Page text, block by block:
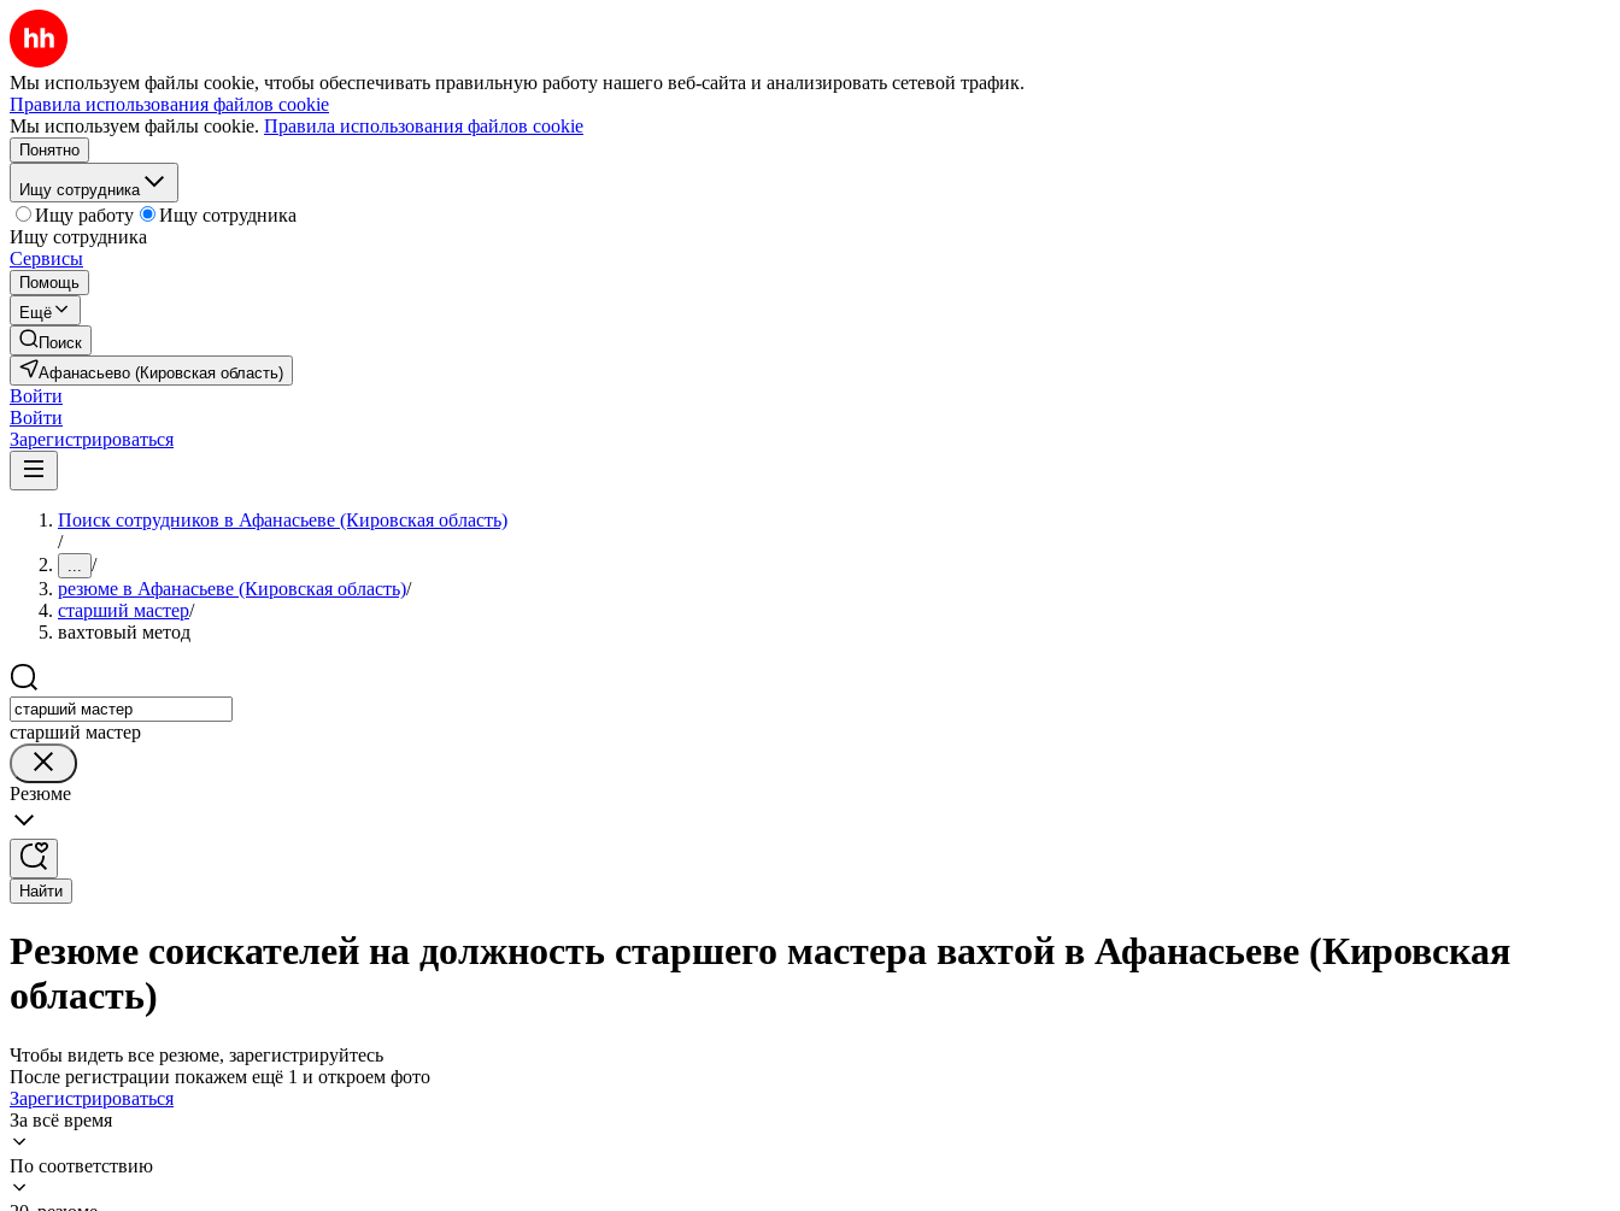
Мы используем файлы cookie, чтобы обеспечивать правильную работу нашего веб-сайта и анализировать сетевой трафик.
Правила использования файлов cookie
Мы используем файлы cookie. Правила использования файлов cookie
Понятно
Ищу сотрудника
Ищу работу
Ищу сотрудника
Ищу сотрудника
Сервисы
Помощь
Ещё
Поиск
Афанасьево (Кировская область)
Войти
Войти
Зарегистрироваться
Поиск сотрудников в Афанасьеве (Кировская область)
/
... /
резюме в Афанасьеве (Кировская область)/
старший мастер/
вахтовый метод
старший мастер
Резюме
Найти
Резюме соискателей на должность старшего мастера вахтой в Афанасьеве (Кировская
область)
Чтобы видеть все резюме, зарегистрируйтесь
После регистрации покажем ещё 1 и откроем фото
Зарегистрироваться
За всё время
По соответствию